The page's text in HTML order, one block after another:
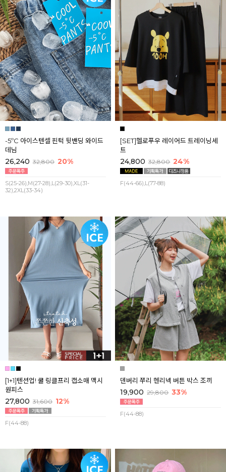
-5ºC 아이스텐셀 핀턱 뒷밴딩 와이드
데님
26,240 32,800 20%
S(25-26),M(27-28),L(29-30),XL(31-
32),2XL(33-34)
[SET]헬로푸우 레이어드 트레이닝세
트
24,800 32,800 24%
F(44-66),L(77-88)
[1+1]텐션업! 쿨 링클프리 캡소매 맥시
원피스
27,800 31,600 12%
F(44-88)
덴버리 쭈리 헨리넥 버튼 박스 조끼
19,900 29,800 33%
F(44-88)